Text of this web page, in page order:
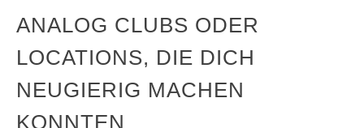
ANALOG CLUBS ODER
LOCATIONS, DIE DICH
NEUGIERIG MACHEN
KONNTEN